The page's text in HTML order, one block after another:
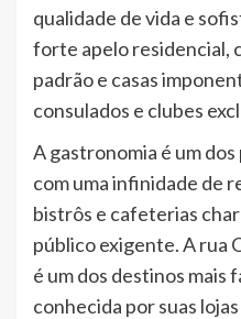
qualidade de vida e
forte apelo residencial,
padrão e casas
consulados e clubes
A gastronomia é um
com uma infinidade de
bistrôs e cafeterias
público exigente. A rua
é um dos destinos mais
conhecida por suas